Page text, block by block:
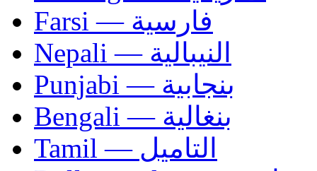
Farsi — فارسية
Nepali — النيبالية
Punjabi — بنجابية
Bengali — بنغالية
Tamil — التاميل